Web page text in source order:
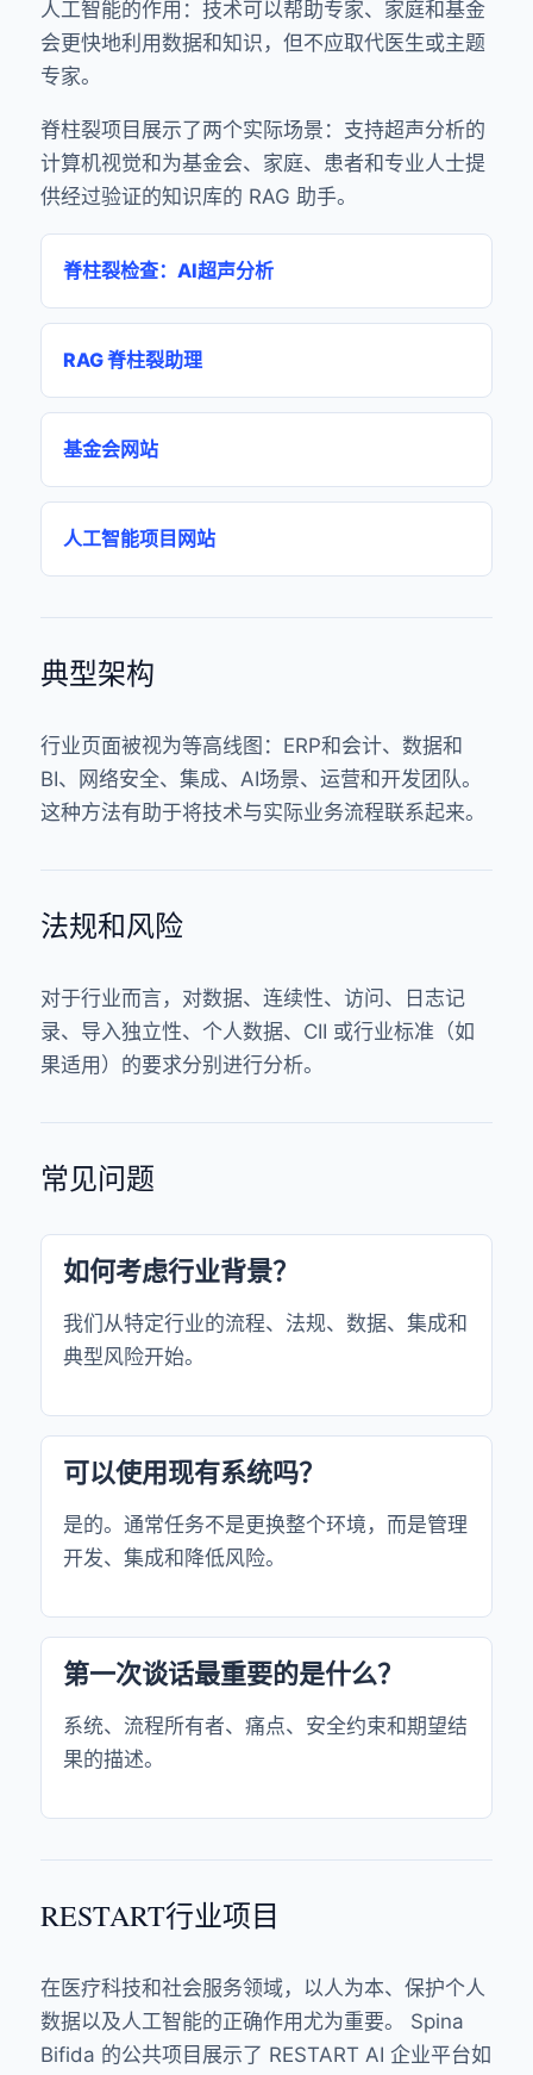
人工智能的作用：技术可以帮助专家、家庭和基金
会更快地利用数据和知识，但不应取代医生或主题
专家。
脊柱裂项目展示了两个实际场景：支持超声分析的
计算机视觉和为基金会、家庭、患者和专业人士提
供经过验证的知识库的 RAG 助手。
脊柱裂检查：AI超声分析
RAG 脊柱裂助理
基金会网站
人工智能项目网站
典型架构
行业页面被视为等高线图：ERP和会计、数据和
BI、网络安全、集成、AI场景、运营和开发团队。
这种方法有助于将技术与实际业务流程联系起来。
法规和风险
对于行业而言，对数据、连续性、访问、日志记
录、导入独立性、个人数据、CII 或行业标准（如
果适用）的要求分别进行分析。
常见问题
如何考虑行业背景？
我们从特定行业的流程、法规、数据、集成和
典型风险开始。
可以使用现有系统吗？
是的。通常任务不是更换整个环境，而是管理
开发、集成和降低风险。
第一次谈话最重要的是什么？
系统、流程所有者、痛点、安全约束和期望结
果的描述。
RESTART行业项目
在医疗科技和社会服务领域，以人为本、保护个人
数据以及人工智能的正确作用尤为重要。 Spina
Bifida 的公共项目展示了 RESTART AI 企业平台如